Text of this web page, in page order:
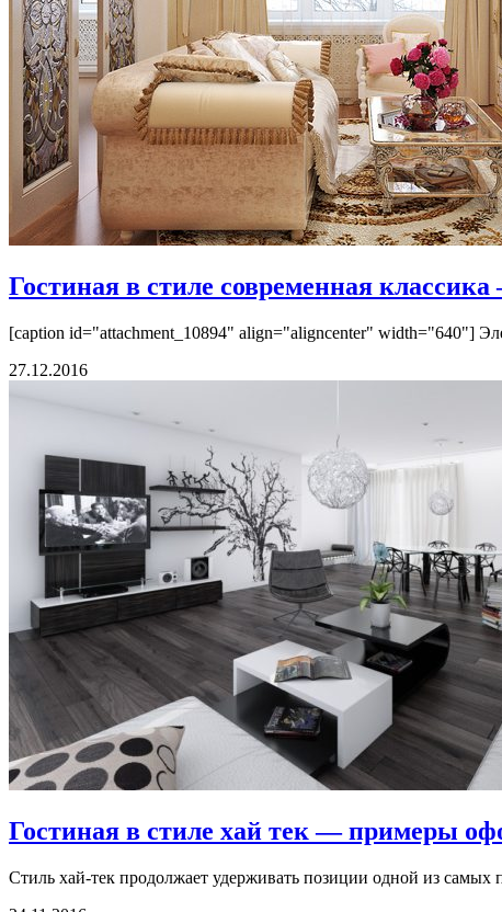
Гостиная в стиле современная
[caption id="attachment_10894" align="aligncenter" width="640"]
27.12.2016
Гостиная в стиле хай тек — примеры
Стиль хай-тек продолжает удерживать позиции одной из самых